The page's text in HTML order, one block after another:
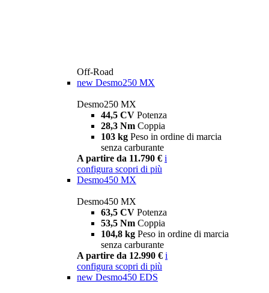
Off-Road
new Desmo250 MX
Desmo250 MX
44,5 CV Potenza
28,3 Nm Coppia
103 kg Peso in ordine di marcia
senza carburante
A partire da 11.790 € i
configura scopri di più
Desmo450 MX
Desmo450 MX
63,5 CV Potenza
53,5 Nm Coppia
104,8 kg Peso in ordine di marcia
senza carburante
A partire da 12.990 € i
configura scopri di più
new Desmo450 EDS